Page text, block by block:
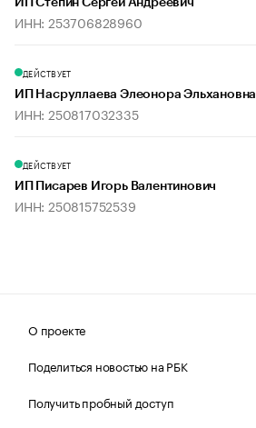
ИП Степин Сергей Андреевич
ИНН: 253706828960
ДЕЙСТВУЕТ
ИП Насруллаева Элеонора Эльхановна
ИНН: 250817032335
ДЕЙСТВУЕТ
ИП Писарев Игорь Валентинович
ИНН: 250815752539
О проекте
Поделиться новостью на РБК
Получить пробный доступ